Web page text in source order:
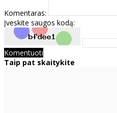
Komentaras:
Įveskite saugos kodą:
Komentuoti
Taip pat skaitykite